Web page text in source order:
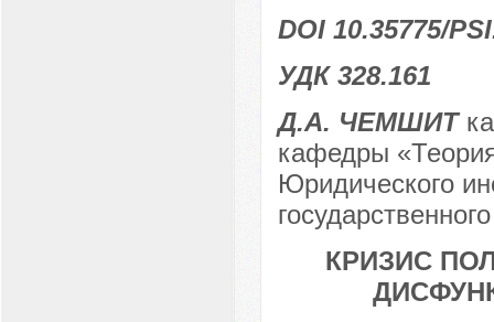
DOI 10.35775/
УДК 328.161
Д.А. ЧЕМШИТ
кафедры
Юридического
КРИЗИС